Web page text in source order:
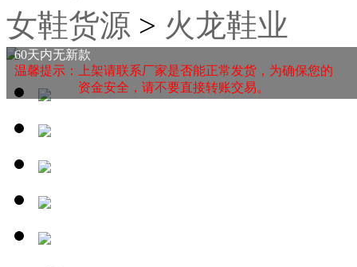
女鞋货源 > 火龙鞋业
60天内无新款
温馨提示：上架请联系厂家是否能正常发货，为确保您的
资金安全，请不要直接转账交易。